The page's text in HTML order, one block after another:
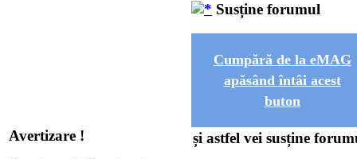
Avertizare !
Susține forumul
Cumpără de la eMAG
apăsând întâi acest
buton
și astfel vei susține